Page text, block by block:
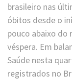
brasileiro nas
óbitos desde o
pouco abaixo do
véspera. Em
Saúde nesta
registrados no